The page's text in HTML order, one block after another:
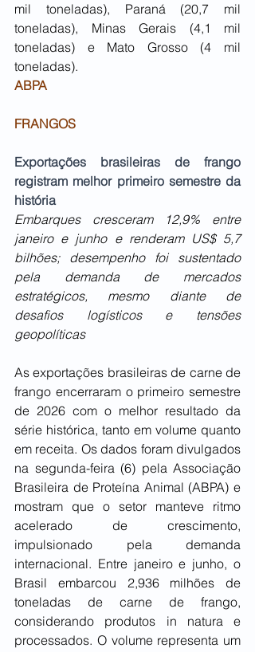
mil toneladas), Paraná (20,7 mil
toneladas), Minas Gerais (4,1 mil
toneladas) e Mato Grosso (4 mil
toneladas).
ABPA
FRANGOS
Exportações brasileiras de frango
registram melhor primeiro semestre da
história
Embarques cresceram 12,9% entre
janeiro e junho e renderam US$ 5,7
bilhões; desempenho foi sustentado
pela demanda de mercados
estratégicos, mesmo diante de
desafios logísticos e tensões
geopolíticas
As exportações brasileiras de carne de
frango encerraram o primeiro semestre
de 2026 com o melhor resultado da
série histórica, tanto em volume quanto
em receita. Os dados foram divulgados
na segunda-feira (6) pela Associação
Brasileira de Proteína Animal (ABPA) e
mostram que o setor manteve ritmo
acelerado de crescimento,
impulsionado pela demanda
internacional. Entre janeiro e junho, o
Brasil embarcou 2,936 milhões de
toneladas de carne de frango,
considerando produtos in natura e
processados. O volume representa um